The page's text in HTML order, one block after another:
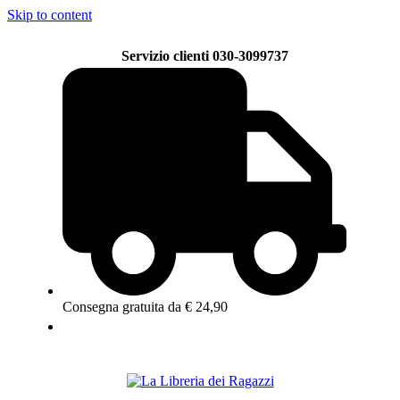
Skip to content
Servizio clienti 030-3099737
Consegna gratuita da € 24,90